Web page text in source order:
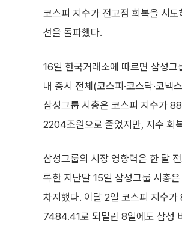
코스피 지수가 전고점 회복을 시
선을 돌파했다.
16일 한국거래소에 따르면 삼성
내 증시 전체(코스피·코스닥·코
삼성그룹 시총은 코스피 지수가
2204조원으로 줄었지만, 지수 회
삼성그룹의 시장 영향력은 한 달
록한 지난달 15일 삼성그룹 시총
차지했다. 이달 2일 코스피 지수
7484.41로 되밀린 8일에도 삼성